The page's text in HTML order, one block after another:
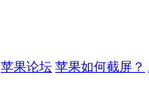
苹果论坛 苹果如何截屏？